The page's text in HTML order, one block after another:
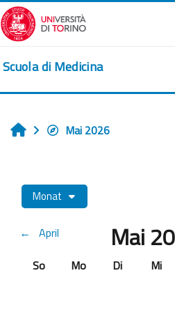
Zum Hauptinhalt
Scuola di Medicina
Startseite
Mai 2026
Monat
← April Mai
Sonntag
So Montag
Mo Dienstag
Di Mi